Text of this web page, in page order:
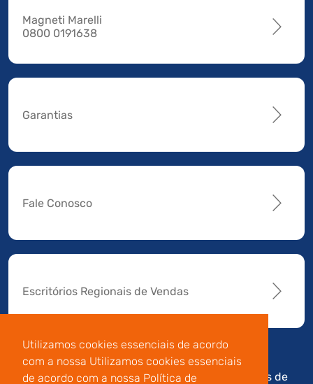
Utilizamos cookies essenciais de acordo
com a nossa Utilizamos cookies essenciais
de acordo com a nossa Política de
Magneti Marelli
0800 0191638
Garantias
Fale Conosco
Escritórios Regionais de Vendas
Av. Manoel da Nóbrega,
Termos de
Código de